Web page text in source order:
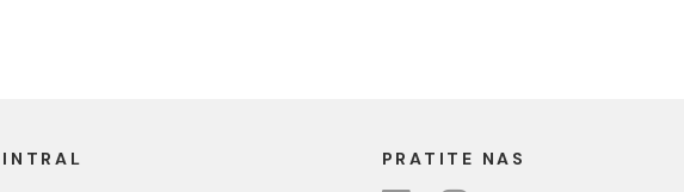
INTRAL
PRATITE NAS